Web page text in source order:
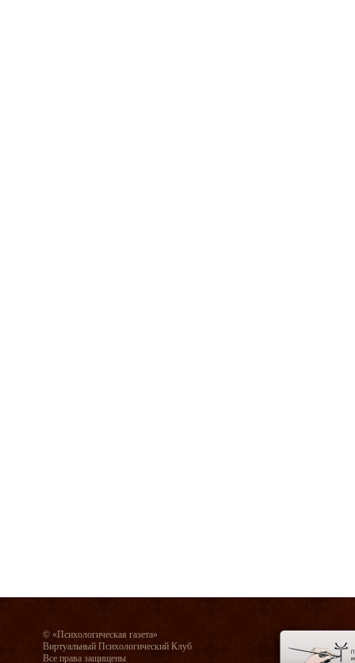
© «Психологическая газета»
Виртуальный Психологический Клуб
Все права защищены